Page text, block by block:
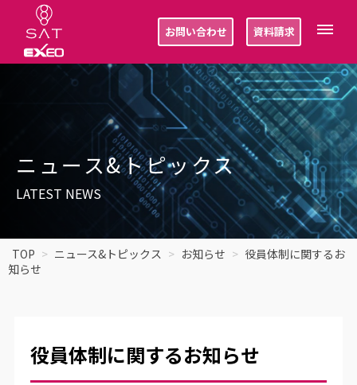
お問い合わせ 資料請求
ニュース&トピックス
LATEST NEWS
TOP ニュース&トピックス お知らせ
役員体制に関するお
知らせ
役員体制に関するお知らせ